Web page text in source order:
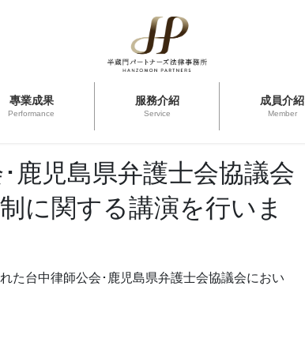
專業成果
Performance
服務介紹
Service
成員介紹
Member
鹿児島県弁護士会協議会
に関する講演を行いま
た台中律師公会･鹿児島県弁護士会協議会におい